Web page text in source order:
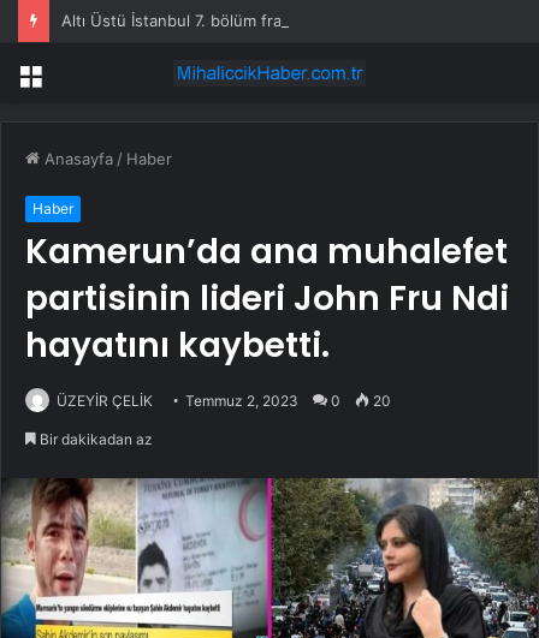
Altı Üstü İstanbul 7. bölüm fragmanı yayınlandı mı?
Menü
Anasayfa / Haber
Haber
Kamerun’da ana muhalefet
partisinin lideri John Fru Ndi
hayatını kaybetti.
ÜZEYİR ÇELİK Temmuz 2, 2023 0 20
Bir dakikadan az